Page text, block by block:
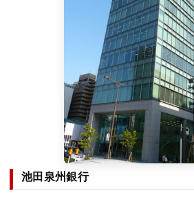
池田泉州銀行